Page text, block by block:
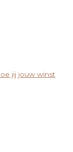
jij jouw winst